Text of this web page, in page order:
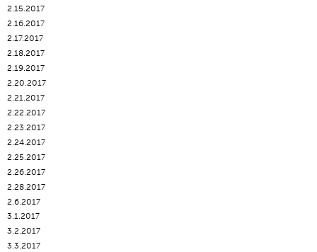
2.15.2017
2.16.2017
2.17.2017
2.18.2017
2.19.2017
2.20.2017
2.21.2017
2.22.2017
2.23.2017
2.24.2017
2.25.2017
2.26.2017
2.28.2017
2.6.2017
3.1.2017
3.2.2017
3.3.2017